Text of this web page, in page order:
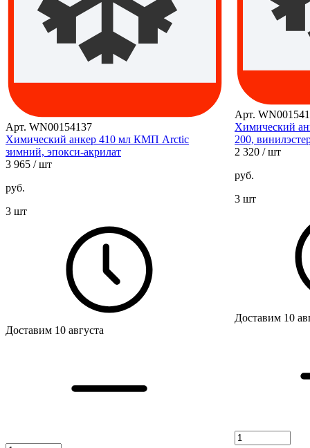
Арт. WN00154137
Химический анкер 410 мл КМП Arctic
зимний, эпокси-акрилат
3 965 / шт
руб.
3 шт
Доставим 10 августа
Арт.
Химический
200,
2 320 / шт
руб.
3 шт
Доставим 10